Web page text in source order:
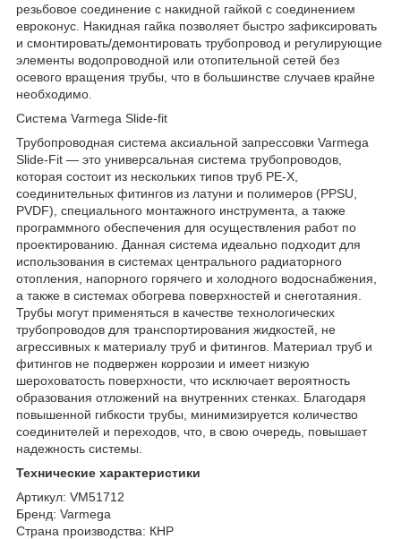
резьбовое соединение с накидной гайкой с соединением
евроконус. Накидная гайка позволяет быстро зафиксировать
и смонтировать/демонтировать трубопровод и регулирующие
элементы водопроводной или отопительной сетей без
осевого вращения трубы, что в большинстве случаев крайне
необходимо.
Система Varmega Slide-fit
Трубопроводная система аксиальной запрессовки Varmega
Slide-Fit — это универсальная система трубопроводов,
которая состоит из нескольких типов труб PE-X,
соединительных фитингов из латуни и полимеров (PPSU,
PVDF), специального монтажного инструмента, а также
программного обеспечения для осуществления работ по
проектированию. Данная система идеально подходит для
использования в системах центрального радиаторного
отопления, напорного горячего и холодного водоснабжения,
а также в системах обогрева поверхностей и снеготаяния.
Трубы могут применяться в качестве технологических
трубопроводов для транспортирования жидкостей, не
агрессивных к материалу труб и фитингов. Материал труб и
фитингов не подвержен коррозии и имеет низкую
шероховатость поверхности, что исключает вероятность
образования отложений на внутренних стенках. Благодаря
повышенной гибкости трубы, минимизируется количество
соединителей и переходов, что, в свою очередь, повышает
надежность системы.
Технические характеристики
Артикул: VM51712
Бренд: Varmega
Страна производства: КНР